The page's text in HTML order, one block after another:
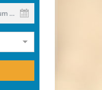
Datum do